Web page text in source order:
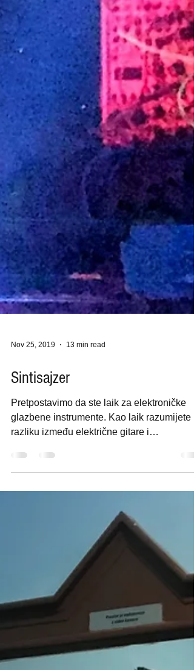
Sintisajzer
Pretpostavimo da ste laik za elektroničke
razliku između električne gitare i
synthesizera,...